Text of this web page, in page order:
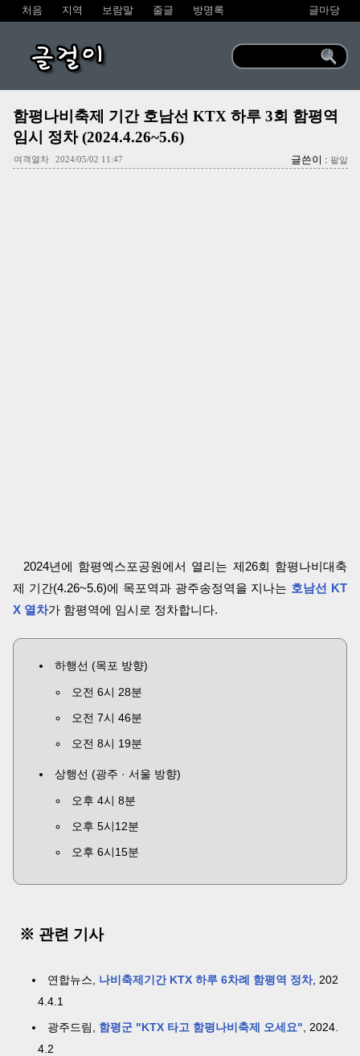
처음 지역 보람말 줄글 방명록 글마당
글걸이
함평나비축제 기간 호남선 KTX 하루 3회 함평역
임시 정차 (2024.4.26~5.6)
여객열차 2024/05/02 11:47 글쓴이 : 팥알
2024년에 함평엑스포공원에서 열리는 제26회 함평나비대축
제 기간(4.26~5.6)에 목포역과 광주송정역을 지나는 호남선 KT
X 열차가 함평역에 임시로 정차합니다.
하행선 (목포 방향)
오전 6시 28분
오전 7시 46분
오전 8시 19분
상행선 (광주 · 서울 방향)
오후 4시 8분
오후 5시12분
오후 6시15분
※ 관련 기사
연합뉴스, 나비축제기간 KTX 하루 6차례 함평역 정차, 202
4.4.1
광주드림, 함평군 "KTX 타고 함평나비축제 오세요" , 2024.
4.2